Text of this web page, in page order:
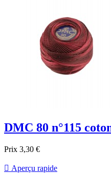
DMC 80 n°115
Prix 3,30 €
 Aperçu rapide